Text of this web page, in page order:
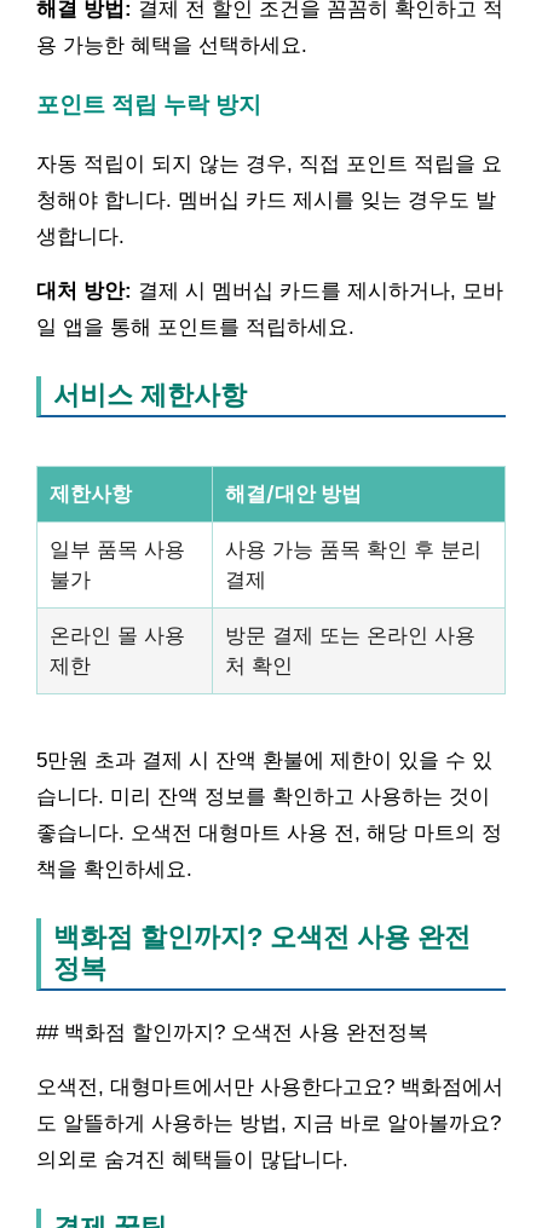
해결 방법: 결제 전 할인 조건을 꼼꼼히 확인하고 적
용 가능한 혜택을 선택하세요.
포인트 적립 누락 방지
자동 적립이 되지 않는 경우, 직접 포인트 적립을 요
청해야 합니다. 멤버십 카드 제시를 잊는 경우도 발
생합니다.
대처 방안: 결제 시 멤버십 카드를 제시하거나, 모바
일 앱을 통해 포인트를 적립하세요.
서비스 제한사항
제한사항 해결/대안 방법
일부 품목 사용
불가
사용 가능 품목 확인 후 분리
결제
온라인 몰 사용
제한
방문 결제 또는 온라인 사용
처 확인
5만원 초과 결제 시 잔액 환불에 제한이 있을 수 있
습니다. 미리 잔액 정보를 확인하고 사용하는 것이
좋습니다. 오색전 대형마트 사용 전, 해당 마트의 정
책을 확인하세요.
백화점 할인까지? 오색전 사용 완전
정복
## 백화점 할인까지? 오색전 사용 완전정복
오색전, 대형마트에서만 사용한다고요? 백화점에서
도 알뜰하게 사용하는 방법, 지금 바로 알아볼까요?
의외로 숨겨진 혜택들이 많답니다.